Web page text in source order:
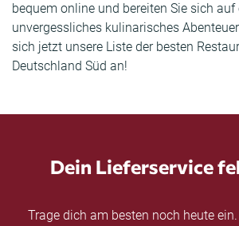
bequem online und bereiten Sie sich auf
unvergessliches kulinarisches
sich jetzt unsere Liste der besten
Deutschland Süd an!
Dein Lieferservice
Trage dich am besten noch heute